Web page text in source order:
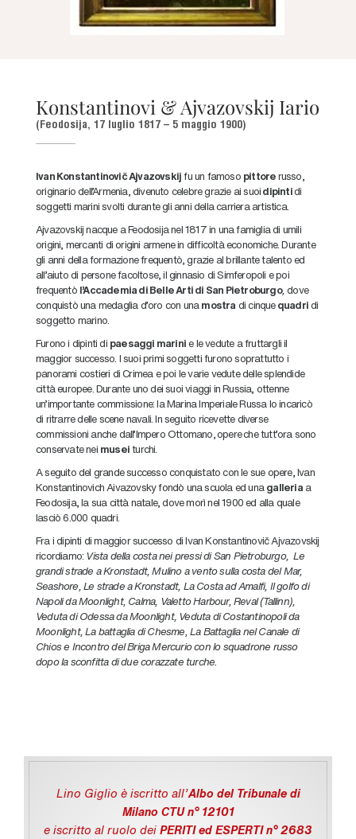
Konstantinovi & Ajvazovskij Iario
(Feodosija, 17 luglio 1817 – 5 maggio 1900)
Ivan Konstantinovič Ajvazovskijfu un famoso pittorerusso,
originario dell’Armenia, divenuto celebre grazie ai suoidipintidi
soggetti marini svolti durante gli anni della carriera artistica.
Ajvazovskij nacque a Feodosija nel 1817 in una famiglia di umili
origini, mercanti di origini armene in difficoltà economiche. Durante
gli anni della formazione frequentò, grazie al brillante talento ed
all’aiuto di persone facoltose, il ginnasio di Simferopoli e poi
frequentò l’Accademia di Belle Arti di San Pietroburgo,dove
conquistò una medaglia d’oro con una mostra di cinquequadridi
soggetto marino.
Furono i dipinti di paesaggi marinie le vedute a fruttargli il
maggior successo. I suoi primi soggetti furono soprattutto i
panorami costieri di Crimea e poi le varie vedute delle splendide
città europee. Durante uno dei suoi viaggi in Russia, ottenne
un’importante commissione: la Marina Imperiale Russa lo incaricò
di ritrarre delle scene navali. In seguito ricevette diverse
commissioni anche dall’Impero Ottomano,opereche tutt’ora sono
conservate nei museiturchi.
A seguito del grande successo conquistato con le sue opere, Ivan
Konstantinovich Aivazovsky fondò una scuola ed una galleriaa
Feodosija, la sua città natale, dove morì nel 1900 ed alla quale
lasciò 6.000 quadri.
Fra i dipinti di maggior successo di Ivan Konstantinovič Ajvazovskij
ricordiamo: Vista della costa nei pressi di San Pietroburgo, Le
grandi strade a Kronstadt, Mulino a vento sulla costa del Mar,
Seashore, Le strade a Kronstadt, La Costa ad Amalfi, Il golfo di
Napoli da Moonlight, Calma, Valetto Harbour, Reval (Tallinn),
Veduta di Odessa da Moonlight, Veduta di Costantinopoli da
Moonlight, La battaglia di Chesme, La Battaglia nel Canale di
Chios e Incontro del Briga Mercurio con lo squadrone russo
dopo la sconfitta di due corazzate turche.
Lino Giglio è iscritto all'Albo del Tribunale di
Milano CTU n° 12101
e iscritto al ruolo dei PERITI ed ESPERTI n° 2683